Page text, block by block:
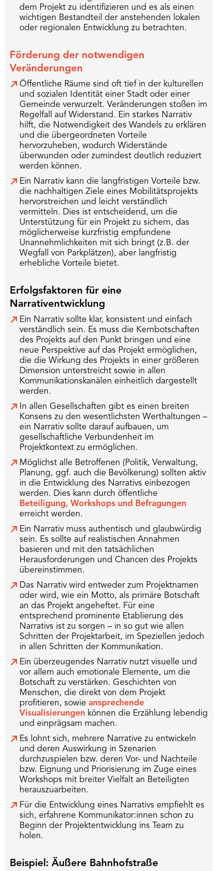
dem Projekt zu identifizieren und es als einen
wichtigen Bestandteil der anstehenden lokalen
oder regionalen Entwicklung zu betrachten.
Förderung der notwendigen
Veränderungen
Öffentliche Räume sind oft tief in der kulturellen
und sozialen Identität einer Stadt oder einer
Gemeinde verwurzelt. Veränderungen stoßen im
Regelfall auf Widerstand. Ein starkes Narrativ
hilft, die Notwendigkeit des Wandels zu erklären
und die übergeordneten Vorteile
hervorzuheben, wodurch Widerstände
überwunden oder zumindest deutlich reduziert
werden können.
Ein Narrativ kann die langfristigen Vorteile bzw.
die nachhaltigen Ziele eines Mobilitätsprojekts
hervorstreichen und leicht verständlich
vermitteln. Dies ist entscheidend, um die
Unterstützung für ein Projekt zu sichern, das
möglicherweise kurzfristig empfundene
Unannehmlichkeiten mit sich bringt (z.B. der
Wegfall von Parkplätzen), aber langfristig
erhebliche Vorteile bietet.
Erfolgsfaktoren für eine
Narrativentwicklung
Ein Narrativ sollte klar, konsistent und einfach
verständlich sein. Es muss die Kernbotschaften
des Projekts auf den Punkt bringen und eine
neue Perspektive auf das Projekt ermöglichen,
die die Wirkung des Projekts in einer größeren
Dimension unterstreicht sowie in allen
Kommunikationskanälen einheitlich dargestellt
werden.
In allen Gesellschaften gibt es einen breiten
Konsens zu den wesentlichsten Werthaltungen –
ein Narrativ sollte darauf aufbauen, um
gesellschaftliche Verbundenheit im
Projektkontext zu ermöglichen.
Möglichst alle Betroffenen (Politik, Verwaltung,
Planung, ggf. auch die Bevölkerung) sollten aktiv
in die Entwicklung des Narrativs einbezogen
werden. Dies kann durch öffentliche
Beteiligung, Workshops und Befragungen
erreicht werden.
Ein Narrativ muss authentisch und glaubwürdig
sein. Es sollte auf realistischen Annahmen
basieren und mit den tatsächlichen
Herausforderungen und Chancen des Projekts
übereinstimmen.
Das Narrativ wird entweder zum Projektnamen
oder wird, wie ein Motto, als primäre Botschaft
an das Projekt angeheftet. Für eine
entsprechend prominente Etablierung des
Narrativs ist zu sorgen – in so gut wie allen
Schritten der Projektarbeit, im Speziellen jedoch
in allen Schritten der Kommunikation.
Ein überzeugendes Narrativ nutzt visuelle und
vor allem auch emotionale Elemente, um die
Botschaft zu verstärken. Geschichten von
Menschen, die direkt von dem Projekt
profitieren, sowie ansprechende
Visualisierungen können die Erzählung lebendig
und einprägsam machen.
Es lohnt sich, mehrere Narrative zu entwickeln
und deren Auswirkung in Szenarien
durchzuspielen bzw. deren Vor- und Nachteile
bzw. Eignung und Priorisierung im Zuge eines
Workshops mit breiter Vielfalt an Beteiligten
herauszuarbeiten.
Für die Entwicklung eines Narrativs empfiehlt es
sich, erfahrene Kommunikator:innen schon zu
Beginn der Projektentwicklung ins Team zu
holen.
Beispiel: Äußere Bahnhofstraße